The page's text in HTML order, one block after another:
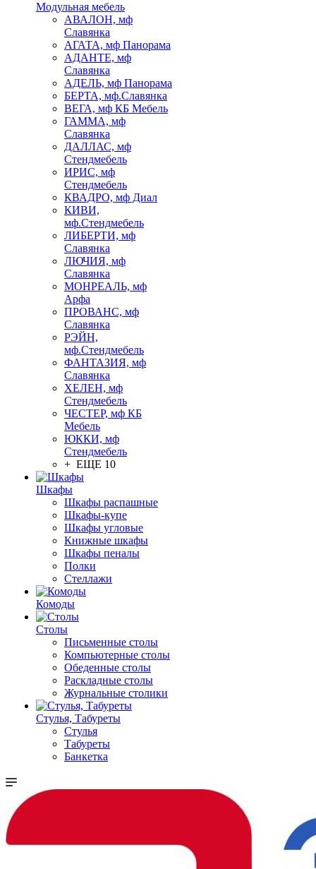
Модульная мебель
АВАЛОН, мф
Славянка
АГАТА, мф Панорама
АДАНТЕ, мф
Славянка
АДЕЛЬ, мф Панорама
БЕРТА, мф.Славянка
ВЕГА, мф КБ Мебель
ГАММА, мф
Славянка
ДАЛЛАС, мф
Стендмебель
ИРИС, мф
Стендмебель
КВАДРО, мф Диал
КИВИ,
мф.Стендмебель
ЛИБЕРТИ, мф
Славянка
ЛЮЧИЯ, мф
Славянка
МОНРЕАЛЬ, мф
Арфа
ПРОВАНС, мф
Славянка
РЭЙН,
мф.Стендмебель
ФАНТАЗИЯ, мф
Славянка
ХЕЛЕН, мф
Стендмебель
ЧЕСТЕР, мф КБ
Мебель
ЮККИ, мф
Стендмебель
+ ЕЩЕ 10
Шкафы
Шкафы распашные
Шкафы-купе
Шкафы угловые
Книжные шкафы
Шкафы пеналы
Полки
Стеллажи
Комоды
Столы
Письменные столы
Компьютерные столы
Обеденные столы
Раскладные столы
Журнальные столики
Стулья, Табуреты
Стулья
Табуреты
Банкетка